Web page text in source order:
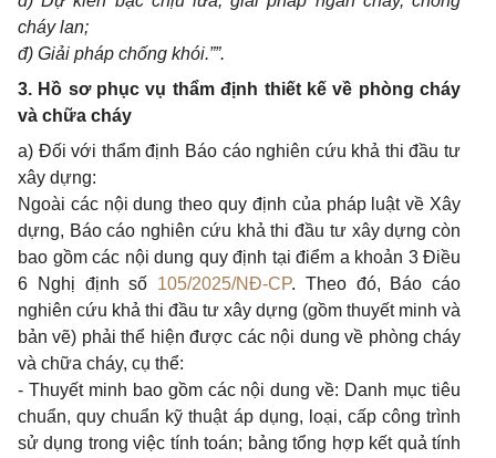
cháy lan;
đ) Giải pháp chống khói.””.
3. Hồ sơ phục vụ thẩm định thiết kế về phòng cháy
và chữa cháy
a) Đối với thẩm định Báo cáo nghiên cứu khả thi đầu tư
xây dựng:
Ngoài các nội dung theo quy định của pháp luật về Xây
dựng, Báo cáo nghiên cứu khả thi đầu tư xây dựng còn
bao gồm các nội dung quy định tại điểm a khoản 3 Điều
6 Nghị định số 105/2025/NĐ-CP. Theo đó, Báo cáo
nghiên cứu khả thi đầu tư xây dựng (gồm thuyết minh và
bản vẽ) phải thể hiện được các nội dung về phòng cháy
và chữa cháy, cụ thể:
- Thuyết minh bao gồm các nội dung về: Danh mục tiêu
chuẩn, quy chuẩn kỹ thuật áp dụng, loại, cấp công trình
sử dụng trong việc tính toán; bảng tổng hợp kết quả tính